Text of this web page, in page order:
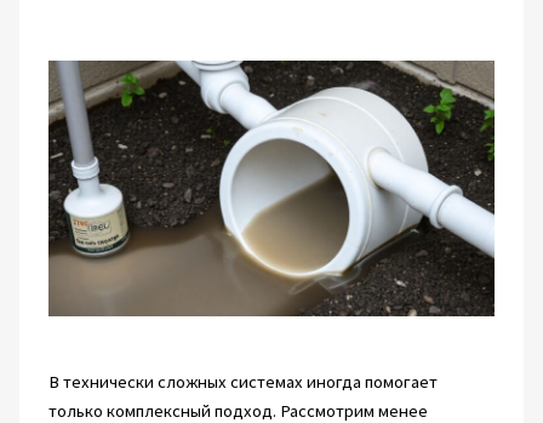
В технически сложных системах иногда помогает
только комплексный подход. Рассмотрим менее